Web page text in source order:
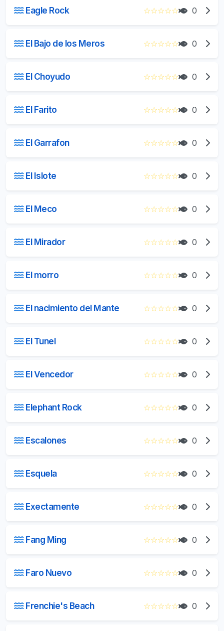
Eagle Rock ☆☆☆☆☆ 0
El Bajo de los Meros ☆☆☆☆☆ 0
El Choyudo ☆☆☆☆☆ 0
El Farito ☆☆☆☆☆ 0
El Garrafon ☆☆☆☆☆ 0
El Islote ☆☆☆☆☆ 0
El Meco ☆☆☆☆☆ 0
El Mirador ☆☆☆☆☆ 0
El morro ☆☆☆☆☆ 0
El nacimiento del Mante ☆☆☆☆☆ 0
El Tunel ☆☆☆☆☆ 0
El Vencedor ☆☆☆☆☆ 0
Elephant Rock ☆☆☆☆☆ 0
Escalones ☆☆☆☆☆ 0
Esquela ☆☆☆☆☆ 0
Exectamente ☆☆☆☆☆ 0
Fang Ming ☆☆☆☆☆ 0
Faro Nuevo ☆☆☆☆☆ 0
Frenchie's Beach ☆☆☆☆☆ 0